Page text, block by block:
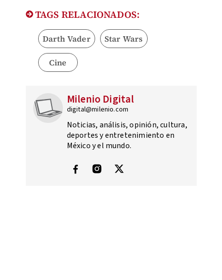
TAGS RELACIONADOS:
Darth Vader Star Wars
Cine
Milenio Digital
digital@milenio.com
Noticias, análisis, opinión, cultura,
deportes y entretenimiento en
México y el mundo.